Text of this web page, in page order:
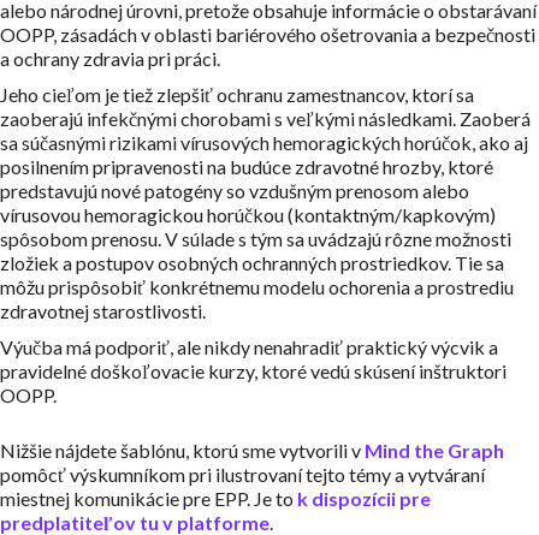
alebo národnej úrovni, pretože obsahuje informácie o obstarávaní
OOPP, zásadách v oblasti bariérového ošetrovania a bezpečnosti
a ochrany zdravia pri práci.
Jeho cieľom je tiež zlepšiť ochranu zamestnancov, ktorí sa
zaoberajú infekčnými chorobami s veľkými následkami. Zaoberá
sa súčasnými rizikami vírusových hemoragických horúčok, ako aj
posilnením pripravenosti na budúce zdravotné hrozby, ktoré
predstavujú nové patogény so vzdušným prenosom alebo
vírusovou hemoragickou horúčkou (kontaktným/kapkovým)
spôsobom prenosu. V súlade s tým sa uvádzajú rôzne možnosti
zložiek a postupov osobných ochranných prostriedkov. Tie sa
môžu prispôsobiť konkrétnemu modelu ochorenia a prostrediu
zdravotnej starostlivosti.
Výučba má podporiť, ale nikdy nenahradiť praktický výcvik a
pravidelné doškoľovacie kurzy, ktoré vedú skúsení inštruktori
OOPP.
Nižšie nájdete šablónu, ktorú sme vytvorili v Mind the Graph
pomôcť výskumníkom pri ilustrovaní tejto témy a vytváraní
miestnej komunikácie pre EPP. Je to k dispozícii pre
predplatiteľov tu v platforme.